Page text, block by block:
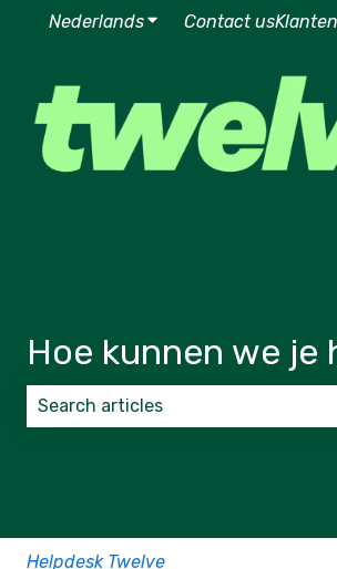
NederlandsSubmenu tonen voor
Contact us
Hoe kunnen we je
Helpdesk Twelve